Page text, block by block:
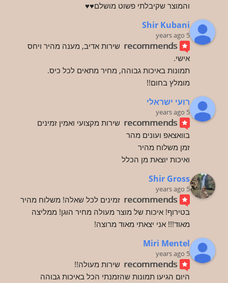
והמוצר שקיבלתי פשוט מושלם♥️♥️
Shir Kubani
5 years ago
recommends
אישי.
תמונות באיכות גבוהה, מחיר מתאים לכל כיס.
מומלץ בחום!!
רועי ישראלי
5 years ago
recommends
בוואצאפ ועונים מהר
זמן משלוח מהיר
ואיכות יוצאת מן הכלל
Shir Gross
5 years ago
recommends
מאוד!!! אני יצאתי מאוד מרוצה!
Miri Mentel
5 years ago
recommends שירות מעולה!!